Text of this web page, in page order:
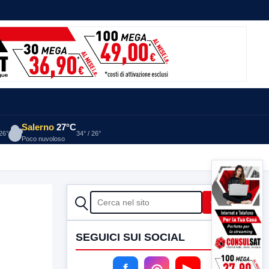
Salerno 27°C
Poco nuvoloso
34° / 26°
CERCA Cerca
SEGUICI SUI SOCIAL